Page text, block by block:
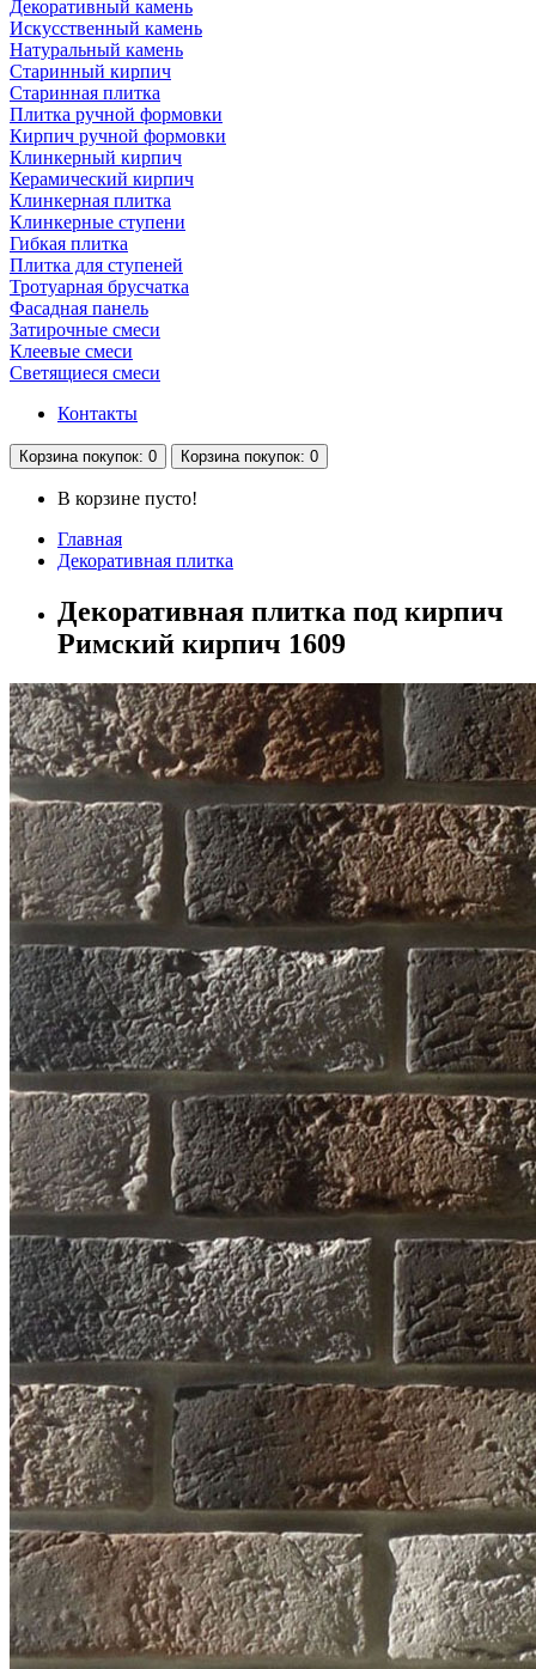
Декоративный камень
Искусственный камень
Натуральный камень
Старинный кирпич
Старинная плитка
Плитка ручной формовки
Кирпич ручной формовки
Клинкерный кирпич
Керамический кирпич
Клинкерная плитка
Клинкерные ступени
Гибкая плитка
Плитка для ступеней
Тротуарная брусчатка
Фасадная панель
Затирочные смеси
Клеевые смеси
Светящиеся смеси
Контакты
Корзина покупок: 0 Корзина покупок: 0
В корзине пусто!
Главная
Декоративная плитка
Декоративная плитка под кирпич
Римский кирпич 1609